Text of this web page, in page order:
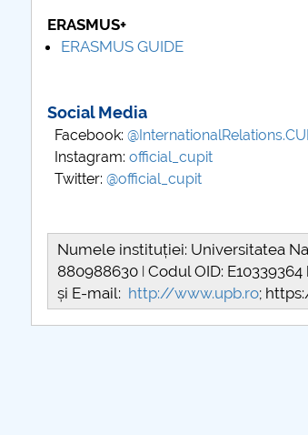
ERASMUS+
ERASMUS GUIDE
Social Media
Facebook:
Instagram: official_cupit
Twitter: @official_cupit
Numele instituției: Universitatea
880988630 ǀ Codul OID:
și E-mail: http://www.upb.ro;